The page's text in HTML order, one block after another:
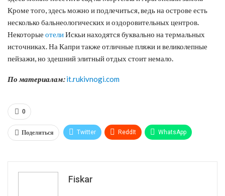
Кроме того, здесь можно и подлечиться, ведь на острове есть
несколько бальнеологических и оздоровительных центров.
Некоторые отелиИскьи находятся буквально на термальных
источниках. На Капри также отличные пляжи и великолепные
пейзажи, но здешний элитный отдых стоит немало.
По материалам: it.rukivnogi.com
0
Поделиться Twitter ReddIt WhatsApp
Telegram
Fiskar